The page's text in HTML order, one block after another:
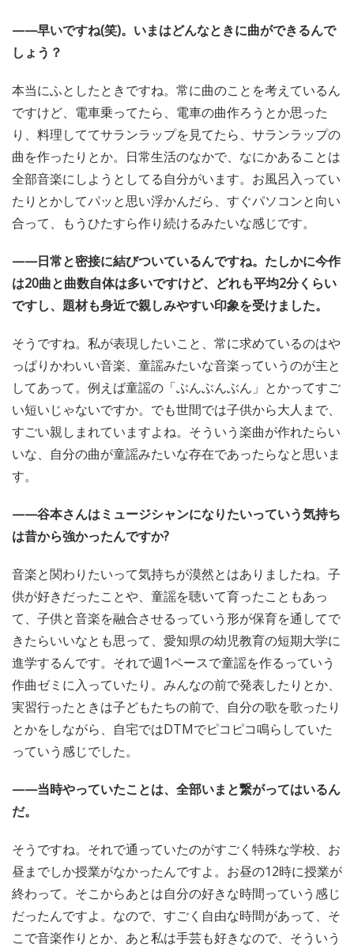
——早いですね(笑)。いまはどんなときに曲ができるんで
しょう？
本当にふとしたときですね。常に曲のことを考えているん
ですけど、電車乗ってたら、電車の曲作ろうとか思った
り、料理しててサランラップを見てたら、サランラップの
曲を作ったりとか。日常生活のなかで、なにかあることは
全部音楽にしようとしてる自分がいます。お風呂入ってい
たりとかしてパッと思い浮かんだら、すぐパソコンと向い
合って、もうひたすら作り続けるみたいな感じです。
——日常と密接に結びついているんですね。たしかに今作
は20曲と曲数自体は多いですけど、どれも平均2分くらい
ですし、題材も身近で親しみやすい印象を受けました。
そうですね。私が表現したいこと、常に求めているのはや
っぱりかわいい音楽、童謡みたいな音楽っていうのが主と
してあって。例えば童謡の「ぶんぶんぶん」とかってすご
い短いじゃないですか。でも世間では子供から大人まで、
すごい親しまれていますよね。そういう楽曲が作れたらい
いな、自分の曲が童謡みたいな存在であったらなと思いま
す。
——谷本さんはミュージシャンになりたいっていう気持ち
は昔から強かったんですか?
音楽と関わりたいって気持ちが漠然とはありましたね。子
供が好きだったことや、童謡を聴いて育ったこともあっ
て、子供と音楽を融合させるっていう形が保育を通してで
きたらいいなとも思って、愛知県の幼児教育の短期大学に
進学するんです。それで週1ペースで童謡を作るっていう
作曲ゼミに入っていたり。みんなの前で発表したりとか、
実習行ったときは子どもたちの前で、自分の歌を歌ったり
とかをしながら、自宅ではDTMでピコピコ鳴らしていた
っていう感じでした。
——当時やっていたことは、全部いまと繋がってはいるん
だ。
そうですね。それで通っていたのがすごく特殊な学校、お
昼までしか授業がなかったんですよ。お昼の12時に授業が
終わって。そこからあとは自分の好きな時間っていう感じ
だったんですよ。なので、すごく自由な時間があって、そ
こで音楽作りとか、あと私は手芸も好きなので、そういう